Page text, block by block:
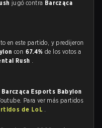
jugó contra Barcząca
en este partido, y predijeron
con 67.4%de los votos a
Rush .
Barcząca Esports Babylon
Para ver más partidos
de LoL .